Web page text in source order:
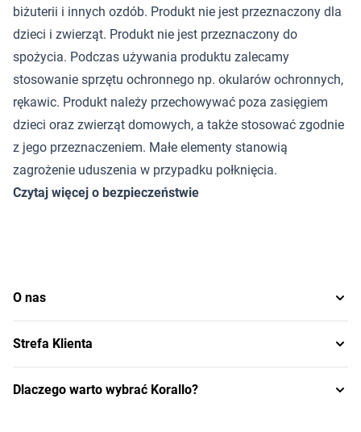
biżuterii i innych ozdób. Produkt nie jest przeznaczony dla
dzieci i zwierząt. Produkt nie jest przeznaczony do
spożycia. Podczas używania produktu zalecamy
stosowanie sprzętu ochronnego np. okularów ochronnych,
rękawic. Produkt należy przechowywać poza zasięgiem
dzieci oraz zwierząt domowych, a także stosować zgodnie
z jego przeznaczeniem. Małe elementy stanowią
zagrożenie uduszenia w przypadku połknięcia.
Czytaj więcej o bezpieczeństwie
O nas
Strefa Klienta
Dlaczego warto wybrać Korallo?